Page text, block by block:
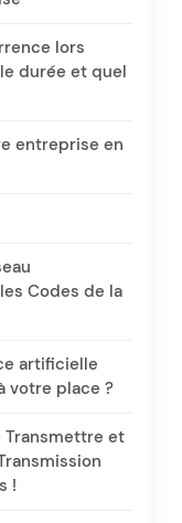
lors
durée et quel
entreprise en
Codes de la
artificielle
votre place ?
Transmettre et
!